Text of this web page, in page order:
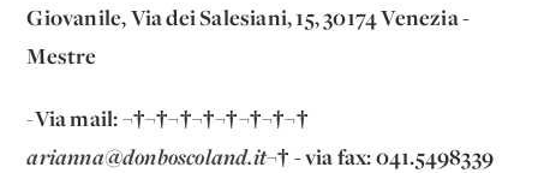
Giovanile, Via dei Salesiani, 15, 30174 Venezia -
Mestre
-Via mail: ¬†¬†¬†¬†¬†¬†¬†¬†
arianna@donboscoland.it¬† - via fax: 041.5498339